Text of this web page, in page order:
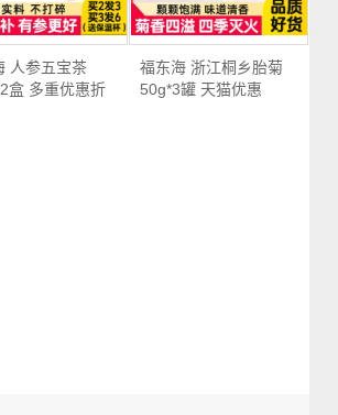
人参五宝茶
盒 多重优惠折
福东海 浙江桐乡胎菊
50g*3罐 天猫优惠